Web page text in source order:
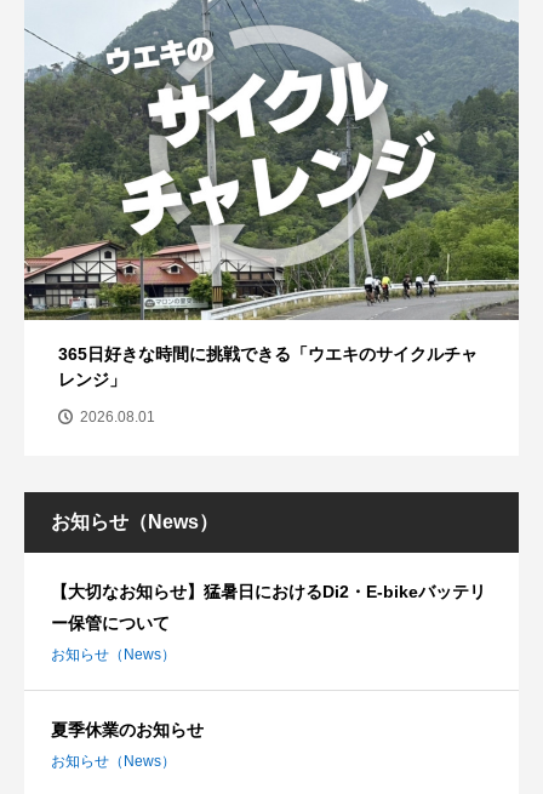
365日好きな時間に挑戦できる「ウエキのサイクルチャ
レンジ」
2026.08.01
お知らせ（News）
【大切なお知らせ】猛暑日におけるDi2・E-bikeバッテリ
ー保管について
お知らせ（News）
夏季休業のお知らせ
お知らせ（News）